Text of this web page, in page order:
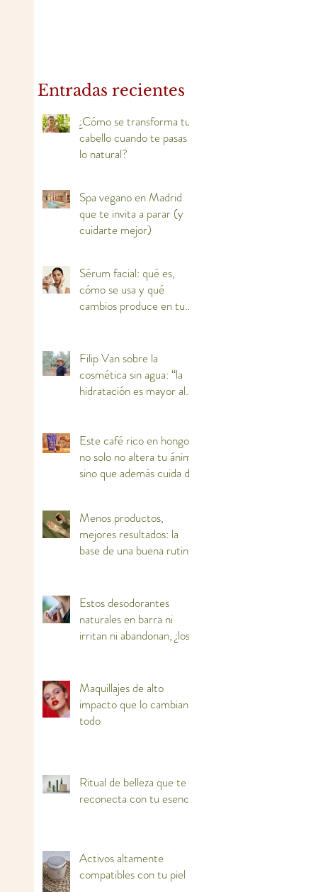
Entradas recientes
¿Cómo se transforma tu
cabello cuando te pasas a
lo natural?
Spa vegano en Madrid
que te invita a parar (y
cuidarte mejor)
Sérum facial: qué es,
cómo se usa y qué
cambios produce en tu
Filip Van sobre la
cosmética sin agua: “la
hidratación es mayor al
Este café rico en hongos
no solo no altera tu ánimo
sino que además cuida de
Menos productos,
mejores resultados: la
base de una buena rutina
Estos desodorantes
naturales en barra ni
irritan ni abandonan, ¿los
Maquillajes de alto
impacto que lo cambian
todo
Ritual de belleza que te
reconecta con tu esencia
Activos altamente
compatibles con tu piel